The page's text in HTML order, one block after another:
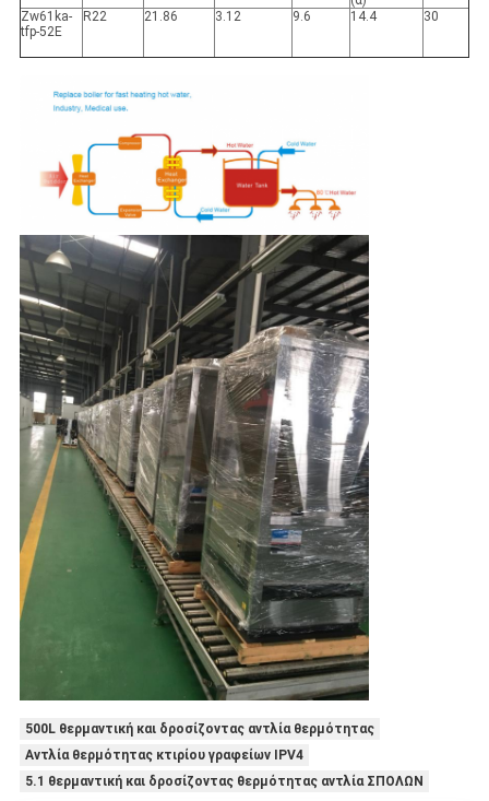
Zw61ka-
tfp-52E
R22 21.86 3.12 9.6 14.4 30
500L θερμαντική και δροσίζοντας αντλία θερμότητας
Αντλία θερμότητας κτιρίου γραφείων IPV4
5.1 θερμαντική και δροσίζοντας θερμότητας αντλία ΣΠΟΛΩΝ